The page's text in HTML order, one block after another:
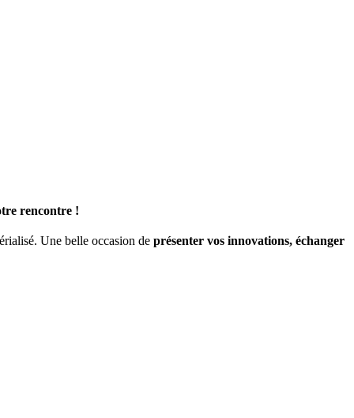
rencontre !
Une belle occasion de présenter vos innovations, échanger